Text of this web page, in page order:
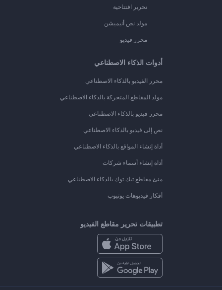
تحرير افتتاحية
مولد نص أنيميشن
محرر فيديو
أدوات الذكاء الاصطناعي
محرر الفيديو بالذكاء الاصطناعي
مولد المقاطع المتحركة بالذكاء الاصطناعي
محرر فيديو بالذكاء الاصطناعي
نص إلى فيديو بالذكاء الاصطناعي
أداة إنشاء المواقع بالذكاء الاصطناعي
أداة إنشاء أسماء شركات
منئ مقاطع تيك توك بالذكاء الاصطناعي
أفكار فيديوهات يوتيوب
تطبيقات تحرير مقاطع الفيديو